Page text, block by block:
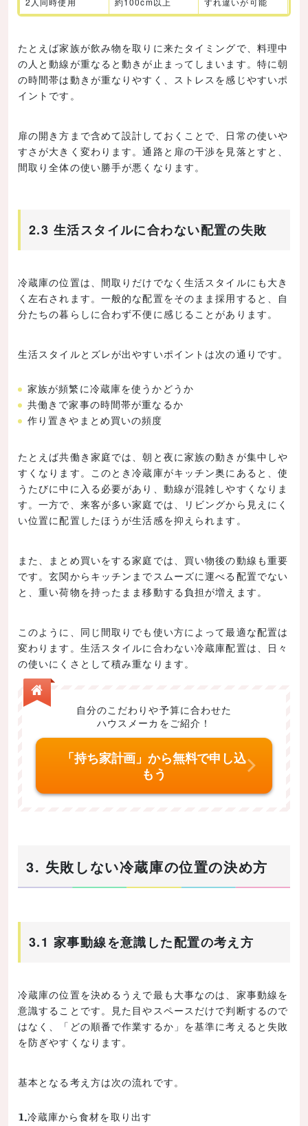
たとえば家族が飲み物を取りに来たタイミングで、料理中
の人と動線が重なると動きが止まってしまいます。特に朝
の時間帯は動きが重なりやすく、ストレスを感じやすいポ
イントです。
扉の開き方まで含めて設計しておくことで、日常の使いや
すさが大きく変わります。通路と扉の干渉を見落とすと、
間取り全体の使い勝手が悪くなります。
2.3 生活スタイルに合わない配置の失敗
冷蔵庫の位置は、間取りだけでなく生活スタイルにも大き
く左右されます。一般的な配置をそのまま採用すると、自
分たちの暮らしに合わず不便に感じることがあります。
生活スタイルとズレが出やすいポイントは次の通りです。
家族が頻繁に冷蔵庫を使うかどうか
共働きで家事の時間帯が重なるか
作り置きやまとめ買いの頻度
たとえば共働き家庭では、朝と夜に家族の動きが集中しや
すくなります。このとき冷蔵庫がキッチン奥にあると、使
うたびに中に入る必要があり、動線が混雑しやすくなりま
す。一方で、来客が多い家庭では、リビングから見えにく
い位置に配置したほうが生活感を抑えられます。
また、まとめ買いをする家庭では、買い物後の動線も重要
です。玄関からキッチンまでスムーズに運べる配置でない
と、重い荷物を持ったまま移動する負担が増えます。
このように、同じ間取りでも使い方によって最適な配置は
変わります。生活スタイルに合わない冷蔵庫配置は、日々
の使いにくさとして積み重なります。
自分のこだわりや予算に合わせた
ハウスメーカをご紹介！
「持ち家計画」から無料で申し込
もう
3. 失敗しない冷蔵庫の位置の決め方
3.1 家事動線を意識した配置の考え方
冷蔵庫の位置を決めるうえで最も大事なのは、家事動線を
意識することです。見た目やスペースだけで判断するので
はなく、「どの順番で作業するか」を基準に考えると失敗
を防ぎやすくなります。
基本となる考え方は次の流れです。
冷蔵庫から食材を取り出す